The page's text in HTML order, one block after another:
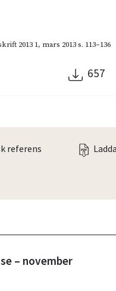
2013 1, mars 2013s. 113–136
657
referens
– november